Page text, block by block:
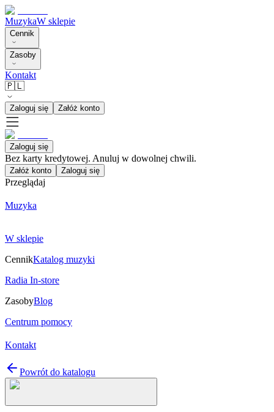
MuzykaW sklepie
Cennik
Zasoby
Kontakt
🇵🇱
Zaloguj się Załóż konto
Zaloguj się
Bez karty kredytowej. Anuluj w dowolnej chwili.
Załóż konto Zaloguj się
Przeglądaj
Muzyka
W sklepie
CennikKatalog muzyki
Radia In-store
ZasobyBlog
Centrum pomocy
Kontakt
Powrót do katalogu